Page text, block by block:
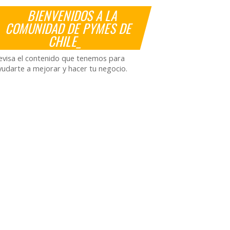
BIENVENIDOS A LA
COMUNIDAD DE PYMES DE
CHILE_
el contenido que tenemos para
a mejorar y hacer tu negocio.